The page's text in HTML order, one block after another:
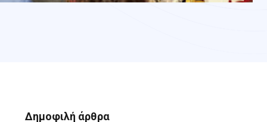
Δημοφιλή άρθρα